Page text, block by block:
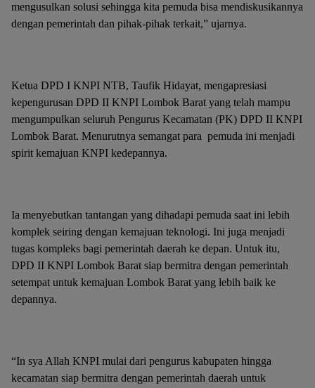
mengusulkan solusi sehingga kita pemuda bisa mendiskusikannya
dengan pemerintah dan pihak-pihak terkait,” ujarnya.
Ketua DPD I KNPI NTB, Taufik Hidayat, mengapresiasi
kepengurusan DPD II KNPI Lombok Barat yang telah mampu
mengumpulkan seluruh Pengurus Kecamatan (PK) DPD II KNPI
Lombok Barat. Menurutnya semangat para pemuda ini menjadi
spirit kemajuan KNPI kedepannya.
Ia menyebutkan tantangan yang dihadapi pemuda saat ini lebih
komplek seiring dengan kemajuan teknologi. Ini juga menjadi
tugas kompleks bagi pemerintah daerah ke depan. Untuk itu,
DPD II KNPI Lombok Barat siap bermitra dengan pemerintah
setempat untuk kemajuan Lombok Barat yang lebih baik ke
depannya.
“In sya Allah KNPI mulai dari pengurus kabupaten hingga
kecamatan siap bermitra dengan pemerintah daerah untuk